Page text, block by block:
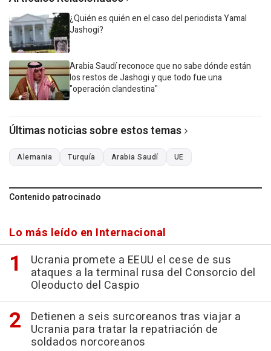
¿Quién es quién en el caso del periodista Yamal
Jashogi?
Arabia Saudí reconoce que no sabe dónde están
los restos de Jashogi y que todo fue una
"operación clandestina"
Últimas noticias sobre estos temas
Alemania Turquía Arabia Saudí UE
Contenido patrocinado
Lo más leído en Internacional
Ucrania promete a EEUU el cese de sus
ataques a la terminal rusa del Consorcio del
Oleoducto del Caspio
Detienen a seis surcoreanos tras viajar a
Ucrania para tratar la repatriación de
soldados norcoreanos